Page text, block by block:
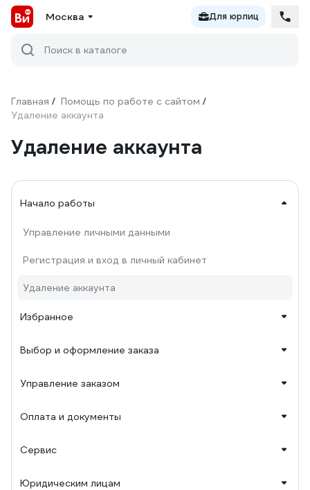
Москва Для юрлиц
Поиск в каталоге
Главная / Помощь по работе с сайтом /
Удаление аккаунта
Удаление аккаунта
Начало работы
Управление личными данными
Регистрация и вход в личный кабинет
Удаление аккаунта
Избранное
Выбор и оформление заказа
Управление заказом
Оплата и документы
Сервис
Юридическим лицам